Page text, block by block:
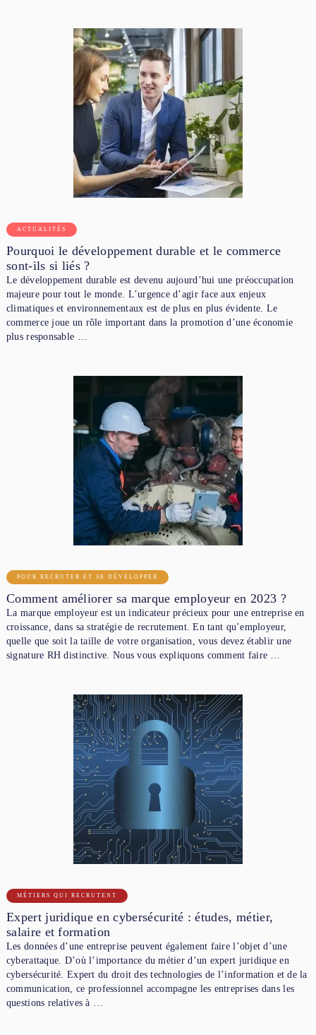
ACTUALITÉS
Pourquoi le développement durable et le commerce
sont-ils si liés ?
Le développement durable est devenu aujourd’hui une préoccupation
majeure pour tout le monde. L’urgence d’agir face aux enjeux
climatiques et environnementaux est de plus en plus évidente. Le
commerce joue un rôle important dans la promotion d’une économie
plus responsable …
POUR RECRUTER ET SE DÉVELOPPER
Comment améliorer sa marque employeur en 2023 ?
La marque employeur est un indicateur précieux pour une entreprise en
croissance, dans sa stratégie de recrutement. En tant qu’employeur,
quelle que soit la taille de votre organisation, vous devez établir une
signature RH distinctive. Nous vous expliquons comment faire …
MÉTIERS QUI RECRUTENT
Expert juridique en cybersécurité : études, métier,
salaire et formation
Les données d’une entreprise peuvent également faire l’objet d’une
cyberattaque. D’où l’importance du métier d’un expert juridique en
cybersécurité. Expert du droit des technologies de l’information et de la
communication, ce professionnel accompagne les entreprises dans les
questions relatives à …